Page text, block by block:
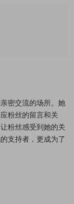
密交流的场所。她
粉丝的留言和关
粉丝感受到她的关
支持者，更成为了